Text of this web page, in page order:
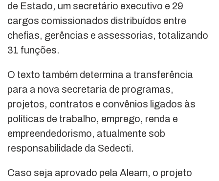
de Estado, um secretário executivo e 29
cargos comissionados distribuídos entre
chefias, gerências e assessorias, totalizando
31 funções.
O texto também determina a transferência
para a nova secretaria de programas,
projetos, contratos e convênios ligados às
políticas de trabalho, emprego, renda e
empreendedorismo, atualmente sob
responsabilidade da Sedecti.
Caso seja aprovado pela Aleam, o projeto